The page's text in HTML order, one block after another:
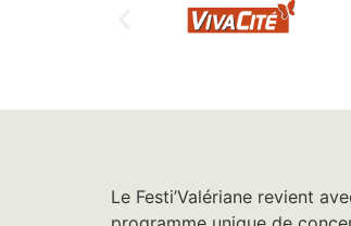
Le Festi’Valériane revient